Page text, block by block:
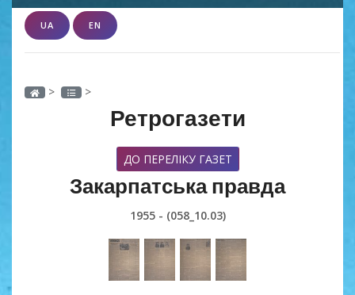
UA EN
> >
Ретрогазети
ДО ПЕРЕЛІКУ ГАЗЕТ
Закарпатська правда
1955 - (058_10.03)